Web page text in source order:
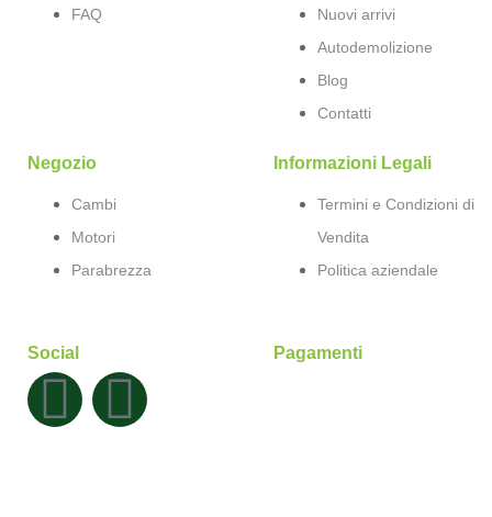
FAQ
Nuovi arrivi
Autodemolizione
Blog
Contatti
Negozio
Cambi
Motori
Parabrezza
Informazioni Legali
Termini e Condizioni di
Vendita
Politica aziendale
Social Pagamenti